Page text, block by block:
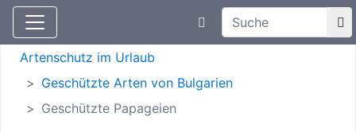
Aktuelle Meldungen
Suchtexteingabe
Artenschutz
Artenschutz im Urlaub
Geschützte Arten von Bulgarien
Geschützte Papageien